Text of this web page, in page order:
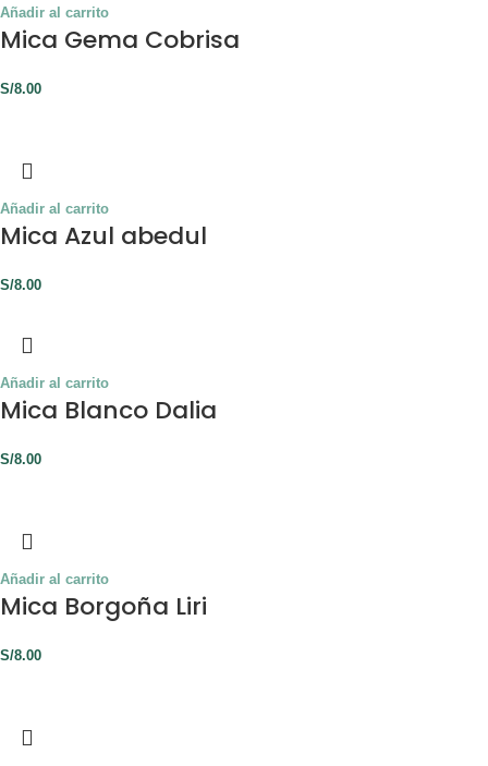
Añadir al carrito
Mica Gema Cobrisa
S/8.00
Añadir al carrito
Mica Azul abedul
S/8.00
Añadir al carrito
Mica Blanco Dalia
S/8.00
Añadir al carrito
Mica Borgoña Liri
S/8.00